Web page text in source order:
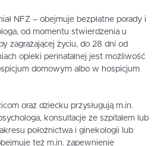
NFZ – obejmuje bezpłatne porady i
od momentu stwierdzenia u
zagrażającej życiu, do 28 dni od
opieki perinatalnej jest możliwość
domowym albo w hospicjum
oraz dziecku przysługują m.in.
konsultacje ze szpitalem lub
położnictwa i ginekologii lub
też m.in. zapewnienie